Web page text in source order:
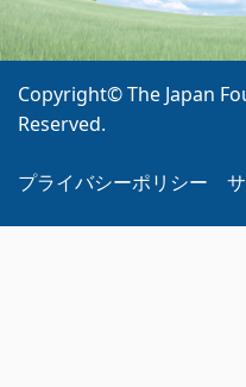
Copyright© The Japan
Reserved.
プライバシーポリシー